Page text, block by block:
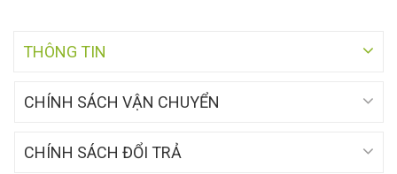
THÔNG TIN
CHÍNH SÁCH VẬN CHUYỂN
CHÍNH SÁCH ĐỔI TRẢ